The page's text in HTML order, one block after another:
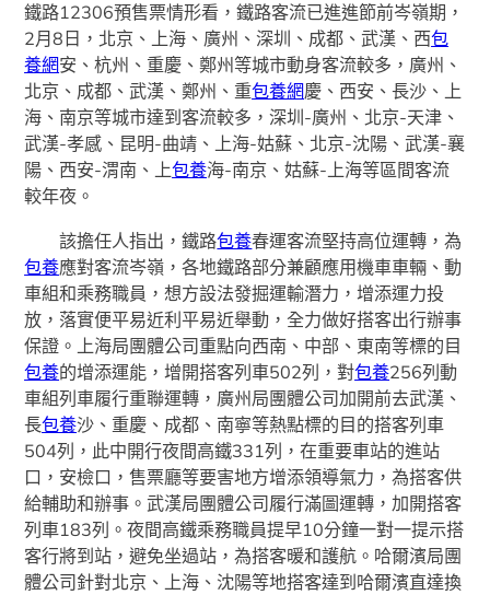
鐵路12306預售票情形看，鐵路客流已進進節前岑嶺期，
2月8日，北京、上海、廣州、深圳、成都、武漢、西包
養網安、杭州、重慶、鄭州等城市動身客流較多，廣州、
北京、成都、武漢、鄭州、重包養網慶、西安、長沙、上
海、南京等城市達到客流較多，深圳-廣州、北京-天津、
武漢-孝感、昆明-曲靖、上海-姑蘇、北京-沈陽、武漢-襄
陽、西安-渭南、上包養海-南京、姑蘇-上海等區間客流
較年夜。
該擔任人指出，鐵路包養春運客流堅持高位運轉，為
包養應對客流岑嶺，各地鐵路部分兼顧應用機車車輛、動
車組和乘務職員，想方設法發掘運輸潛力，增添運力投
放，落實便平易近利平易近舉動，全力做好搭客出行辦事
保證。上海局團體公司重點向西南、中部、東南等標的目
包養的增添運能，增開搭客列車502列，對包養256列動
車組列車履行重聯運轉，廣州局團體公司加開前去武漢、
長包養沙、重慶、成都、南寧等熱點標的目的搭客列車
504列，此中開行夜間高鐵331列，在重要車站的進站
口，安檢口，售票廳等要害地方增添領導氣力，為搭客供
給輔助和辦事。武漢局團體公司履行滿圖運轉，加開搭客
列車183列。夜間高鐵乘務職員提早10分鐘一對一提示搭
客行將到站，避免坐過站，為搭客暖和護航。哈爾濱局團
體公司針對北京、上海、沈陽等地搭客達到哈爾濱直達換